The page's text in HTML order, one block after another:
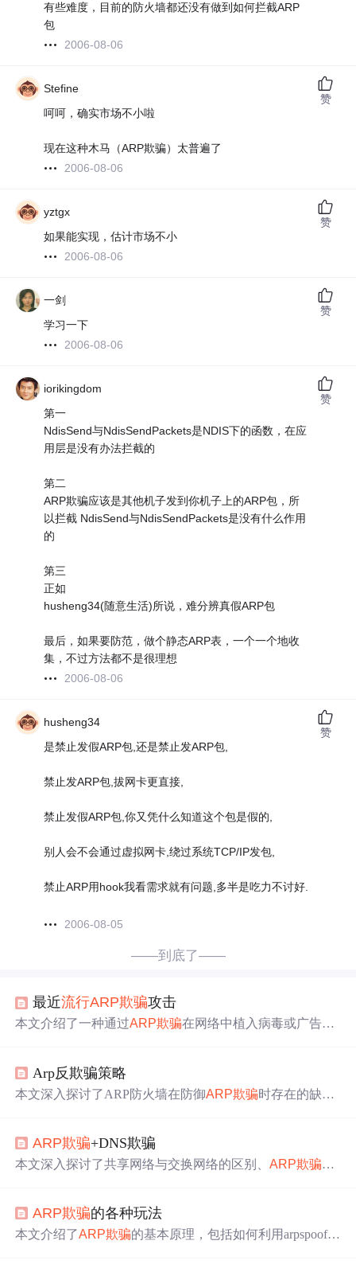
有些难度，目前的防火墙都还没有做到如何拦截ARP
包
2006-08-06
Stefine
呵呵，确实市场不小啦
现在这种木马（ARP欺骗）太普遍了
2006-08-06
赞
yztgx
如果能实现，估计市场不小
2006-08-06
赞
一剑
学习一下
2006-08-06
赞
iorikingdom
第一
NdisSend与NdisSendPackets是NDIS下的函数，在应
用层是没有办法拦截的
第二
ARP欺骗应该是其他机子发到你机子上的ARP包，所
以拦截 NdisSend与NdisSendPackets是没有什么作用
的
第三
正如
husheng34(随意生活)所说，难分辨真假ARP包
最后，如果要防范，做个静态ARP表，一个一个地收
集，不过方法都不是很理想
2006-08-06
赞
husheng34
是禁止发假ARP包,还是禁止发ARP包,
禁止发ARP包,拔网卡更直接,
禁止发假ARP包,你又凭什么知道这个包是假的,
别人会不会通过虚拟网卡,绕过系统TCP/IP发包,
禁止ARP用hook我看需求就有问题,多半是吃力不讨好.
2006-08-05
赞
——到底了——
最近流行ARP欺骗攻击
本文介绍了一种通过ARP欺骗在网络中植入病毒或广告的
防此类攻击。
Arp反欺骗策略
本文深入探讨了ARP防火墙在防御ARP欺骗时存在的缺
ARP欺骗+DNS欺骗
本文深入探讨了共享网络与交换网络的区别、ARP欺骗及
ARP欺骗的各种玩法
本文介绍了ARP欺骗的基本原理，包括如何利用arpspoof工